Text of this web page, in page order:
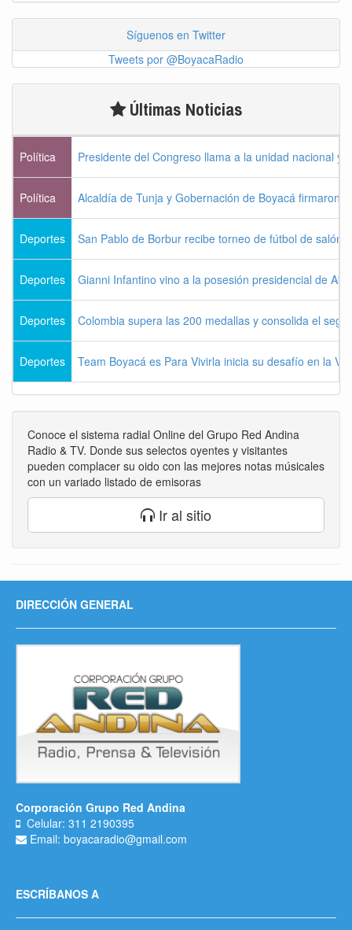
Síguenos en Twitter
Tweets por @BoyacaRadio
Últimas Noticias
Política Presidente del Congreso llama a la unidad nacional y
Política Alcaldía de Tunja y Gobernación de Boyacá firmaron
Deportes San Pablo de Borbur recibe torneo de fútbol de salón
Deportes Gianni Infantino vino a la posesión presidencial de
Deportes Colombia supera las 200 medallas y consolida el
Deportes Team Boyacá es Para Vivirla inicia su desafío en la
Conoce el sistema radial Online del Grupo Red Andina
Radio & TV. Donde sus selectos oyentes y visitantes
pueden complacer su oido con las mejores notas músicales
con un variado listado de emisoras
Ir al sitio
DIRECCIÓN GENERAL
Corporación Grupo Red Andina
Celular: 311 2190395
Email: boyacaradio@gmail.com
ESCRÍBANOS A